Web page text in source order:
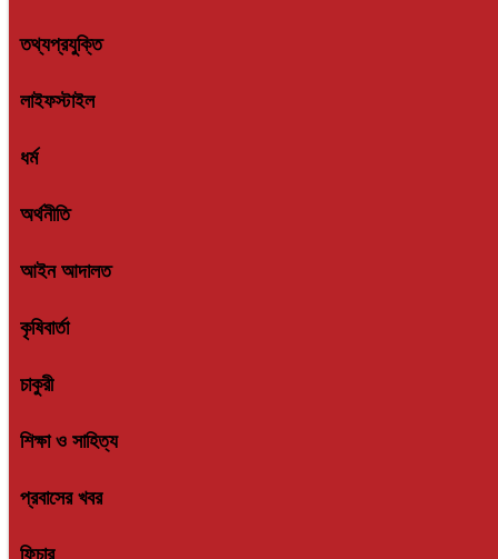
তথ্যপ্রযুক্তি
লাইফস্টাইল
ধর্ম
অর্থনীতি
আইন আদালত
কৃষিবার্তা
চাকুরী
শিক্ষা ও সাহিত্য
প্রবাসের খবর
ফিচার